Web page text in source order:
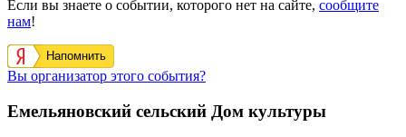
Если вы знаете о событии, которого нет на сайте, сообщите
нам!
Напомнить
Вы организатор этого события?
Емельяновский сельский Дом культуры